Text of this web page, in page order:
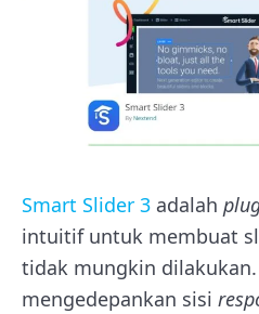
Smart Slider 3 adalah
intuitif untuk membuat
tidak mungkin dilakukan.
mengedepankan sisi